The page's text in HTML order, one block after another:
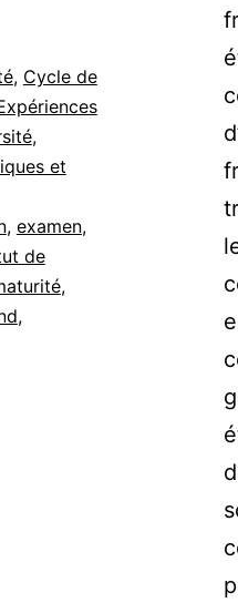
, Cycle de
,
et
, examen,
de
,
,